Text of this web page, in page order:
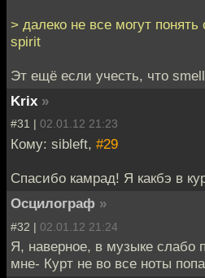
> далеко не все могут
spirit
Эт ещё если учесть, что
Krix »
#31 | 02.01.12 21:23
Кому: sibleft, #29
Спасибо камрад! Я какбэ в
Осцилограф »
#32 | 02.01.12 21:24
Я, наверное, в музыке слабо
мне- Курт не во все ноты